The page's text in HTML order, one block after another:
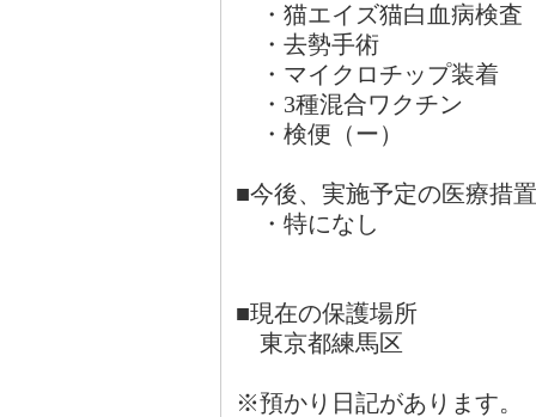
・猫エイズ猫白血病検査
・去勢手術
・マイクロチップ装着
・3種混合ワクチン
・検便（ー）
■今後、実施予定の医療
・特になし
■現在の保護場所
東京都練馬区
※預かり日記があります。